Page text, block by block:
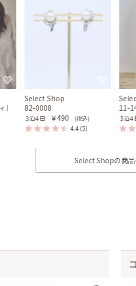
Select Shop
82-0008
３泊４日 ￥490 (税込)
4.4 (5)
11-
３泊４
Select Shopの商